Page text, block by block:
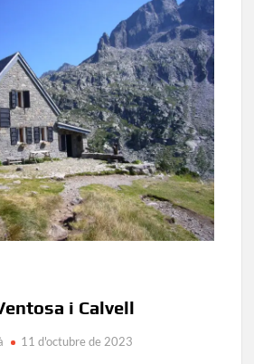
i Calvell
11 d'octubre de 2023